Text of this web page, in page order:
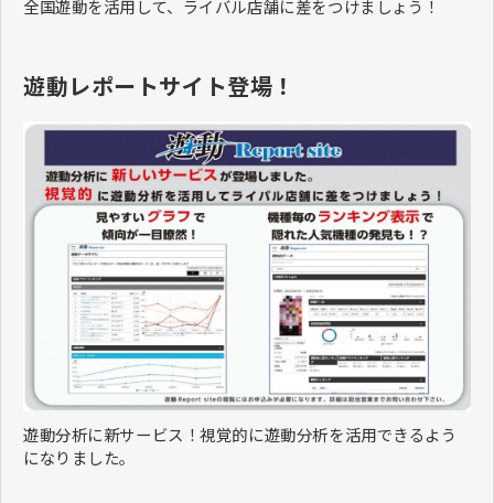
全国遊動を活用して、ライバル店舗に差をつけましょう！
遊動レポートサイト登場！
遊動分析に新サービス！視覚的に遊動分析を活用できるよう
になりました。